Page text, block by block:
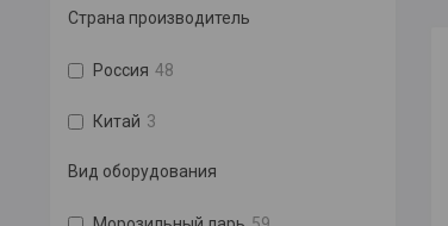
Страна производитель
Россия 48
Китай 3
Вид оборудования